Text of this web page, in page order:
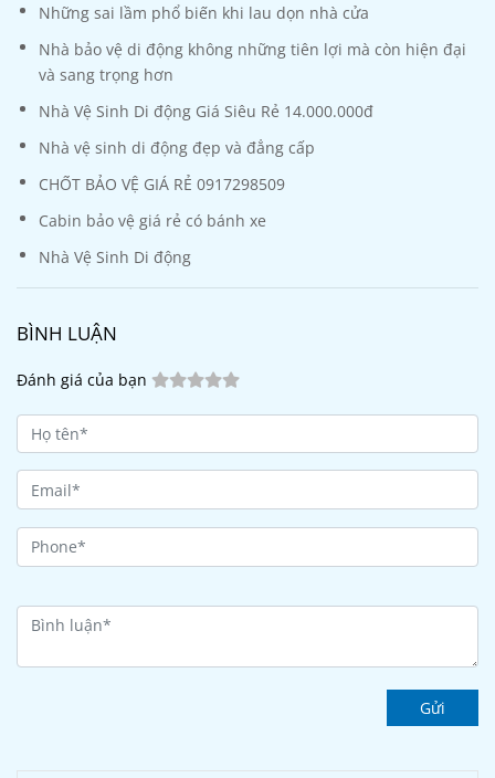
Những sai lầm phổ biến khi lau dọn nhà cửa
Nhà bảo vệ di động không những tiên lợi mà còn hiện đại
và sang trọng hơn
Nhà Vệ Sinh Di động Giá Siêu Rẻ 14.000.000đ
Nhà vệ sinh di động đẹp và đẳng cấp
CHỐT BẢO VỆ GIÁ RẺ 0917298509
Cabin bảo vệ giá rẻ có bánh xe
Nhà Vệ Sinh Di động
BÌNH LUẬN
Đánh giá của bạn
Gửi